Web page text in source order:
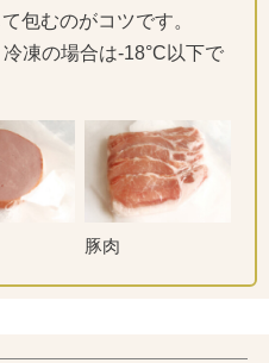
包むのがコツです。
凍の場合は-18°C以下で
豚肉